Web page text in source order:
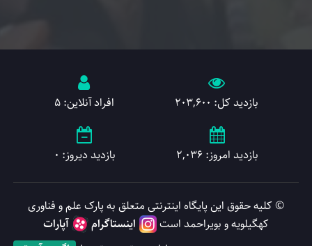
بازدید کل: 203,600 افراد آنلاین: 5
بازدید امروز: 2,036 بازدید دیروز: 0
© کلیه حقوق این پایگاه اینترنتی متعلق به پارک علم و فناوری
کهگیلویه و بویراحمد است
اینستاگرام
آپارات